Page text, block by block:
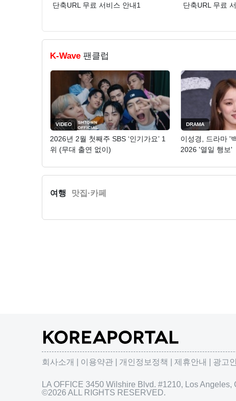
단축URL 무료 서비스 안내1 단축URL 무료
K-Wave 팬클럽
VIDEO
2026년 2월 첫째주 SBS ‘인기가요’ 1
위 (무대 출연 없이)
DRAMA
이성경, 드라마 '
2026 '열일 행보'
여행 맛집·카페
회사소개 이용약관 개인정보정책 제휴안내 광고
LA OFFICE 3450 Wilshire Blvd. #1210, Los
©2026 ALL RIGHTS RESERVED.